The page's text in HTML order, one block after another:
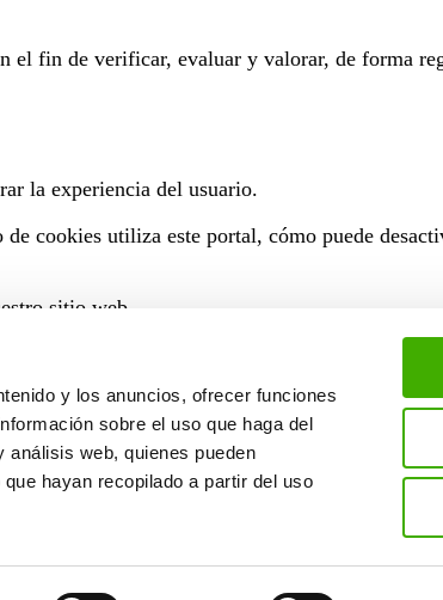
y los anuncios, ofrecer funciones
sobre el uso que haga del
web, quienes pueden
hayan recopilado a partir del uso
fin de verificar, evaluar y valorar, de forma
la experiencia del usuario.
cookies utiliza este portal, cómo puede
sitio web.
legislación aplicable en cada momento. En
de los cambios realizados en el